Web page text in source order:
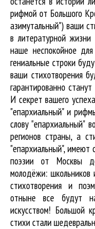
рифмой от Большого
азимутальный") ваши
в литературной
наше неспокойное
гениальные строки
ваши стихотворения
гарантированно
И секрет вашего
"епархиальный" и
слову "епархиальный"
регионов страны, а
"епархиальный", имеют
поэзии от Москвы
молодёжи: школьников
стихотворения и
отныне все будут
искусством! Большой
стихи стали